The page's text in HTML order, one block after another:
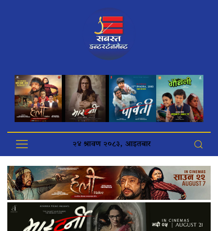
२४ श्रावण २०८३, आइतबार